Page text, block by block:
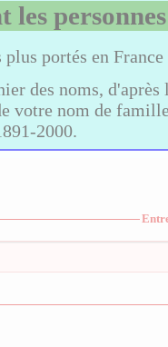
les
portés en
des noms,
votre nom de
2000.